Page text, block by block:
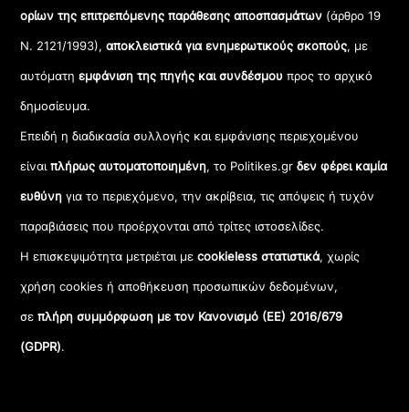
ορίων της επιτρεπόμενης παράθεσης αποσπασμάτων (άρθρο 19
Ν. 2121/1993), αποκλειστικά για ενημερωτικούς σκοπούς, με
αυτόματηεμφάνιση της πηγής και συνδέσμου προς το αρχικό
δημοσίευμα.
Επειδή η διαδικασία συλλογής και εμφάνισης περιεχομένου
είναιπλήρως αυτοματοποιημένη, το Politikes.grδεν φέρει καμία
ευθύνη για το περιεχόμενο, την ακρίβεια, τις απόψεις ή τυχόν
παραβιάσεις που προέρχονται από τρίτες ιστοσελίδες.
Η επισκεψιμότητα μετριέται μεcookieless στατιστικά, χωρίς
χρήση cookies ή αποθήκευση προσωπικών δεδομένων,
σεπλήρη συμμόρφωση με τον Κανονισμό (ΕΕ) 2016/679
(GDPR).